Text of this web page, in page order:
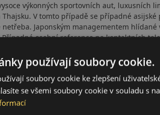
výkonných sportovních aut, luxusních
V tomto případě se případné asijské
Japonským managementem hlídané
osobní reference na kontaktních
používají soubory cookie.
soubory cookie ke zlepšení
se všemi soubory cookie v souladu s